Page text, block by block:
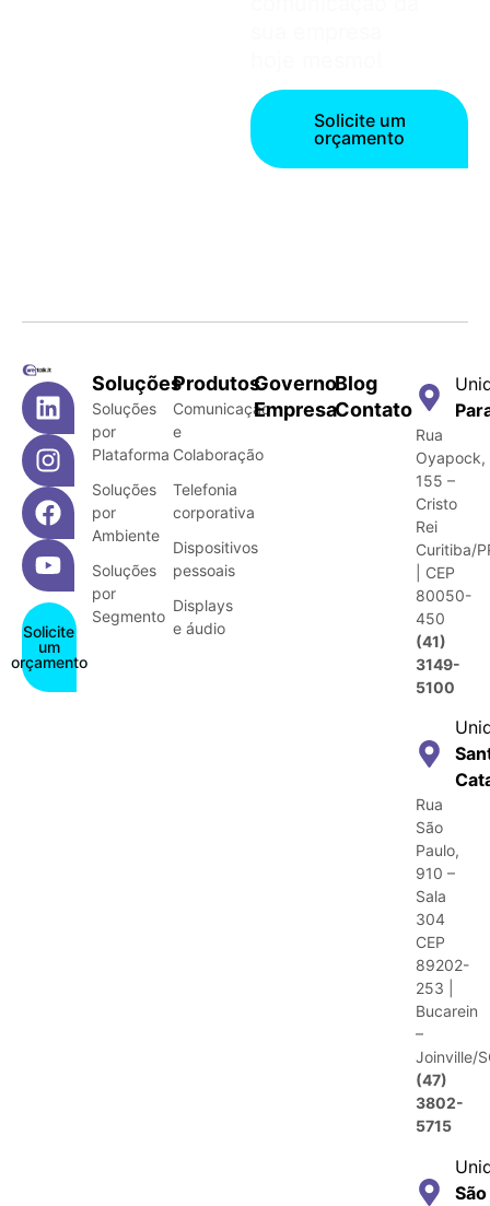
Solicite um
orçamento
Solicite
um
orçamento
Soluções
Soluções
por
Plataforma
Soluções
por
Ambiente
Soluções
por
Segmento
Produtos
Comunicação
e
Colaboração
Telefonia
corporativa
Dispositivos
pessoais
Displays
e áudio
Governo
Empresa
Blog
Contato
Rua
Oyapock,
155 –
Cristo
Rei
Curitiba/
| CEP
80050-
450
(41)
3149-
5100
Rua
São
Paulo,
910 –
Sala
304
CEP
89202-
253 |
Bucarein
–
Joinville/
(47)
3802-
5715
São